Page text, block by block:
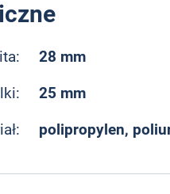
28 mm
25 mm
polipropylen,